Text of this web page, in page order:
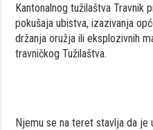
Kantonalnog tužilaštva Travnik
pokušaja ubistva, izazivanja
držanja oružja ili eksplozivnih
travničkog Tužilaštva.
Njemu se na teret stavlja da je